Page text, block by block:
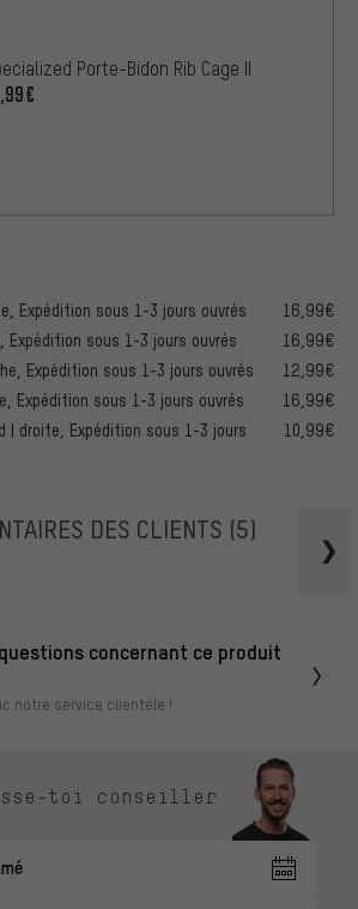
Porte-Bidon Rib Cage II
Expédition sous 1-3 jours ouvrés
16,99€
Expédition sous 1-3 jours ouvrés
16,99€
Expédition sous 1-3 jours ouvrés
12,99€
Expédition sous 1-3 jours ouvrés
16,99€
droite, Expédition sous 1-3 jours
10,99€
DES CLIENTS (5)
concernant ce produit
notre service clientèle !
toi conseiller